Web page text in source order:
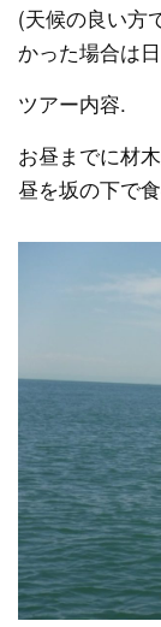
(天候の良い方
かった場合は
ツアー内容.
お昼までに材
昼を坂の下で